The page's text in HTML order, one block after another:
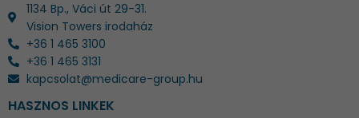
1134 Bp., Váci út 29-31.
Vision Towers irodaház
+36 1 465 3100
+36 1 465 3131
kapcsolat@medicare-group.hu
HASZNOS LINKEK